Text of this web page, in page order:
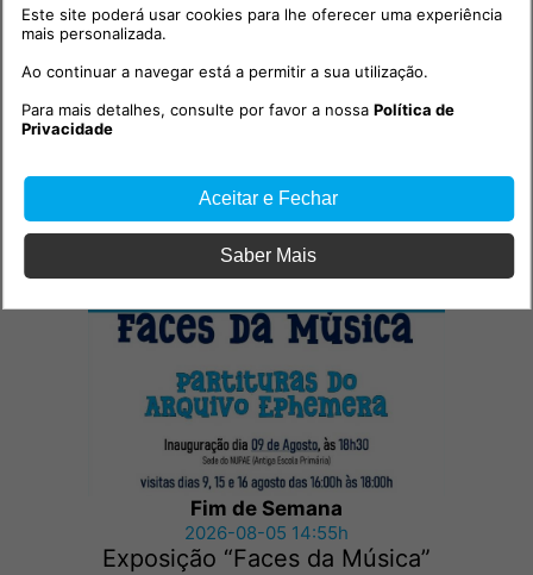
Outras notícias
Fim de Semana
2026-08-05 14:55h
Exposição “Faces da Música”
Este site poderá usar cookies para lhe oferecer uma experiência
mais personalizada.
Ao continuar a navegar está a permitir a sua utilização.
Para mais detalhes, consulte por favor a nossaPolítica de
Privacidade
Aceitar e Fechar
Saber Mais